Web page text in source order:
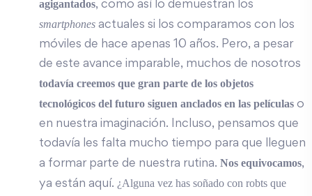
agigantados, como así lo demuestran los
smartphones actuales si los comparamos con los
móviles de hace apenas 10 años. Pero, a pesar
de este avance imparable, muchos de nosotros
todavía creemos que gran parte de los objetos
tecnológicos del futuro siguen anclados en las películas o
en nuestra imaginación. Incluso, pensamos que
todavía les falta mucho tiempo para que lleguen
a formar parte de nuestra rutina. Nos equivocamos,
ya están aquí. ¿Alguna vez has soñado con robts que